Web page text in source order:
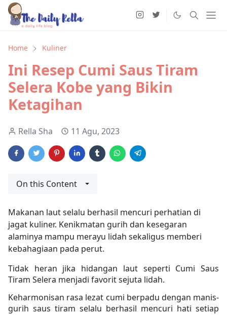
Home Kuliner
Ini Resep Cumi Saus Tiram
Selera Kobe yang Bikin
Ketagihan
Rella Sha 11 Agu, 2023
On this Content
Makanan laut selalu berhasil mencuri perhatian di
jagat kuliner. Kenikmatan gurih dan kesegaran
alaminya mampu merayu lidah sekaligus memberi
kebahagiaan pada perut.
Tidak heran jika hidangan laut seperti Cumi Saus
Tiram Selera menjadi favorit sejuta lidah.
Keharmonisan rasa lezat cumi berpadu dengan manis-
gurih saus tiram selalu berhasil mencuri hati setiap